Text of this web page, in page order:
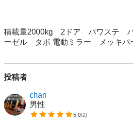
積載量2000kg　2ドア　パワステ　
ーゼル　タボ 電動ミラー　メッキパ
投稿者
chan
男性
5.0(2)